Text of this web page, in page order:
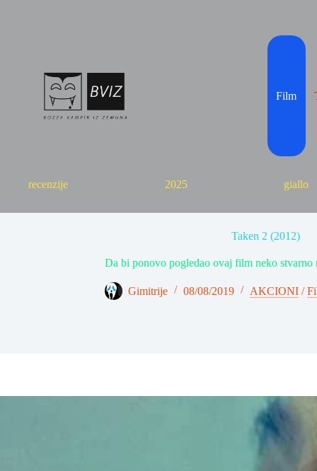
Film
recenzije 2025 giallo
Taken 2 (2012)
Da bi ponovo pogledao ovaj film neko stvarno
Gimitrije 08/08/2019 AKCIONI/